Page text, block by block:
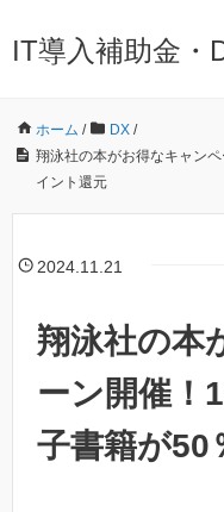
IT導入補助金・
ホーム / DX /
翔泳社の本がお得なキャン
イント還元
2024.11.21
翔泳社の本
ーン開催！
子書籍が50